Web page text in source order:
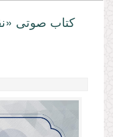
کتاب صوتی